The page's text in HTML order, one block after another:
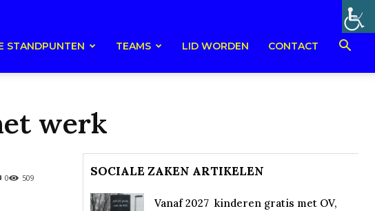
STANDPUNTEN TEAMS LID WORDEN CONTACT
werk
509
0 SOCIALE ZAKEN ARTIKELEN
Vanaf 2027 kinderen gratis met OV,